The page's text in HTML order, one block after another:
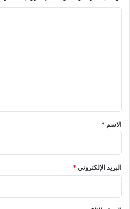
*
الاسم *
البريد الإلكتروني*